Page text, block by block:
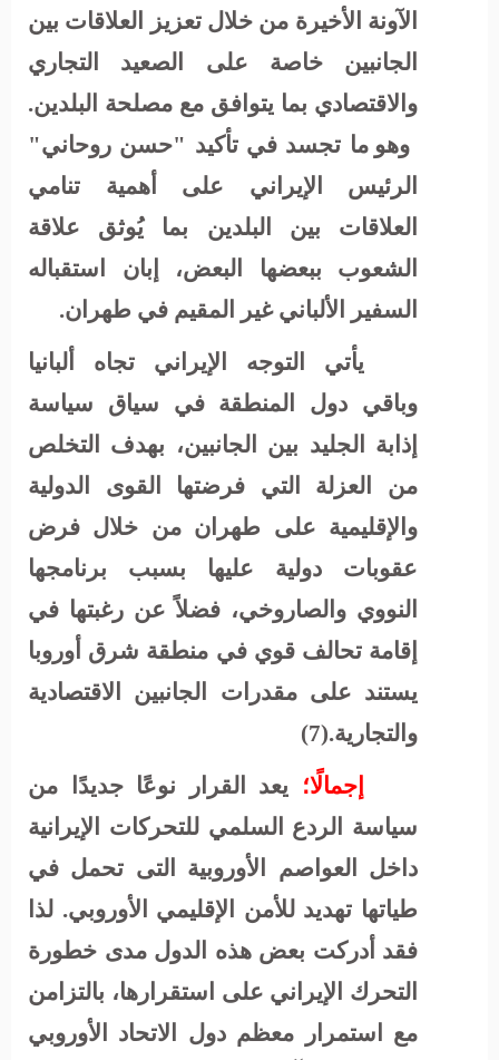
الآونة الأخيرة من خلال تعزيز العلاقات بين
الجانبين خاصة على الصعيد التجاري
والاقتصادي بما يتوافق مع مصلحة البلدين.
وهو ما تجسد في تأكيد "حسن روحاني"
الرئيس الإيراني على أهمية تنامي
العلاقات بين البلدين بما يُوثق علاقة
الشعوب ببعضها البعض، إبان استقباله
السفير الألباني غير المقيم في طهران.
يأتي التوجه الإيراني تجاه ألبانيا
وباقي دول المنطقة في سياق سياسة
إذابة الجليد بين الجانبين، بهدف التخلص
من العزلة التي فرضتها القوى الدولية
والإقليمية على طهران من خلال فرض
عقوبات دولية عليها بسبب برنامجها
النووي والصاروخي، فضلاً عن رغبتها في
إقامة تحالف قوي في منطقة شرق أوروبا
يستند على مقدرات الجانبين الاقتصادية
والتجارية.(7)
إجمالًا؛
يعد القرار نوعًا جديدًا من
سياسة الردع السلمي للتحركات الإيرانية
داخل العواصم الأوروبية التى تحمل في
طياتها تهديد للأمن الإقليمي الأوروبي. لذا
فقد أدركت بعض هذه الدول مدى خطورة
التحرك الإيراني على استقرارها، بالتزامن
مع استمرار معظم دول الاتحاد الأوروبي